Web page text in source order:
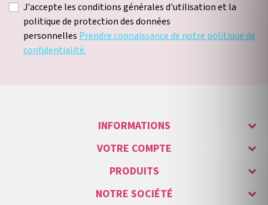
J'accepte les conditions générales d'utilisation et la
politique de protection des données
personnellesPrendre connaissance de notre politique de
confidentialité.
INFORMATIONS
VOTRE COMPTE
PRODUITS
NOTRE SOCIÉTÉ